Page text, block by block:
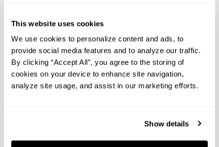
This website uses cookies
We use cookies to personalize content and ads, to
provide social media features and to analyze our traffic.
By clicking “Accept All”, you agree to the storing of
cookies on your device to enhance site navigation,
analyze site usage, and assist in our marketing efforts.
Show details
いますのでそちらをご活用ください。
お部屋にはございませんがフロントにてスキンケア用品を販
売しております。（メイク落とし、化粧水、乳液の3点セット
で¥100） フロントにお声がけいただくか、モバイルアクセス
からご注文ください。
お部屋の階数や位置の指定は可能ですか？
リクエストとしてお受けすることはできますが、事前の確約
はできかねます。 お部屋タイプや空室状況によってはご期待
に添いかねる場合がございますのであらかじめご了承くださ
い。
お部屋のテレビは何インチですか？
ダブルルームは19インチ、その他ルームタイプは43インチで
す。※ロフトルームはテレビではなくプロジェクターとなり
モバイル機能について